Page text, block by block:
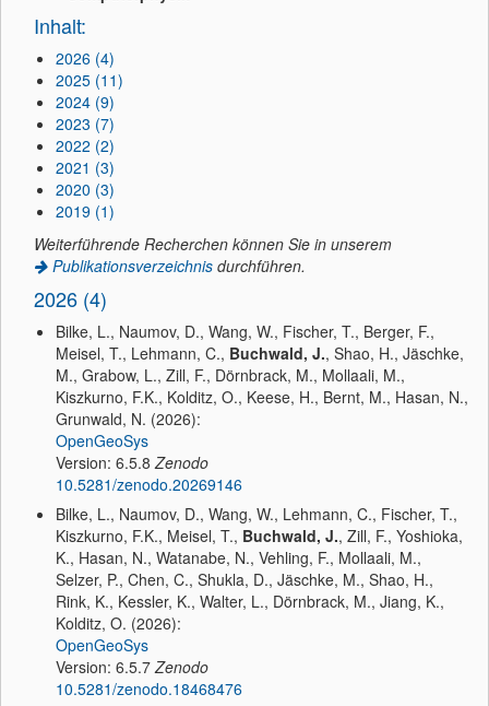
Inhalt:
2026 (4)
2025 (11)
2024 (9)
2023 (7)
2022 (2)
2021 (3)
2020 (3)
2019 (1)
Weiterführende Recherchen können Sie in unserem
Publikationsverzeichnis durchführen.
2026 (4)
Bilke, L., Naumov, D., Wang, W., Fischer, T., Berger, F.,
Meisel, T., Lehmann, C., Buchwald, J., Shao, H., Jäschke,
M., Grabow, L., Zill, F., Dörnbrack, M., Mollaali, M.,
Kiszkurno, F.K., Kolditz, O., Keese, H., Bernt, M., Hasan, N.,
Grunwald, N. (2026):
OpenGeoSys
Version: 6.5.8Zenodo
10.5281/zenodo.20269146
Bilke, L., Naumov, D., Wang, W., Lehmann, C., Fischer, T.,
Kiszkurno, F.K., Meisel, T., Buchwald, J., Zill, F., Yoshioka,
K., Hasan, N., Watanabe, N., Vehling, F., Mollaali, M.,
Selzer, P., Chen, C., Shukla, D., Jäschke, M., Shao, H.,
Rink, K., Kessler, K., Walter, L., Dörnbrack, M., Jiang, K.,
Kolditz, O. (2026):
OpenGeoSys
Version: 6.5.7Zenodo
10.5281/zenodo.18468476